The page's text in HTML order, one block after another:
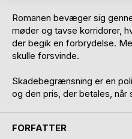
Romanen bevæger sig
møder og tavse korridorer,
der begik en forbrydelse.
skulle forsvinde.
Skadebegrænsning er en
og den pris, der betales, når
FORFATTER